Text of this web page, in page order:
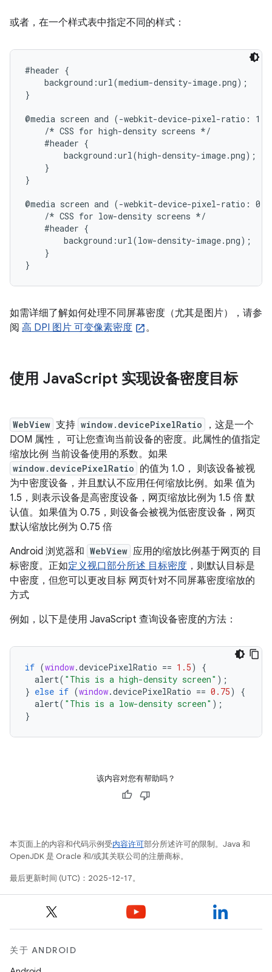
或者，在一个样式表中指定不同的样式：
#header {
    background:url(medium-density-image.png);
}
@media screen and (-webkit-device-pixel-ratio:
    /* CSS for high-density screens */
    #header {
        background:url(high-density-image.png);
    }
}
@media screen and (-webkit-device-pixel-ratio:
    /* CSS for low-density screens */
    #header {
        background:url(low-density-image.png);
    }
如需详细了解如何处理不同屏幕密度（尤其是图片），请参
阅 高 DPI 图片 可变像素密度 。
使用 JavaScript 实现设备密度目标
WebView 支持 window.devicePixelRatio
，这是一个
DOM 属性， 可让您查询当前设备的密度。此属性的值指定
缩放比例 当前设备使用的系数。如果
window.devicePixelRatio 的值为 1.0， 则该设备被视
为中密度设备，并且默认不应用任何缩放比例。如果 值为
1.5，则表示设备是高密度设备，网页缩放比例为 1.5 倍 默
认值。如果值为 0.75，则设备会被视为低密度设备，网页
默认缩放比例为 0.75 倍
Android 浏览器和 WebView 应用的缩放比例基于网页的 目
标密度。正如定义视口部分所述 目标密度 ，则默认目标是
中密度，但您可以更改目标 网页针对不同屏幕密度缩放的
方式
例如，以下是使用 JavaScript 查询设备密度的方法：
if (window.devicePixelRatio == 1.5)
{
alert( "This is a high-density screen" );
} else if (window.devicePixelRatio == 0.75)
{
alert( "This is a low-density screen" );
}
该内容对您有帮助吗？
本页面上的内容和代码示例受内容许可部分所述许可的限制。Java 和
OpenJDK 是 Oracle 和/或其关联公司的注册商标。
最后更新时间 (UTC)：2025-12-17。
关于 ANDROID